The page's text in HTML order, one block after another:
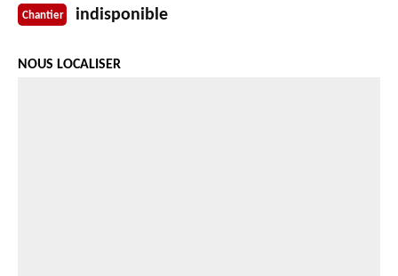
Chantier indisponible
NOUS LOCALISER